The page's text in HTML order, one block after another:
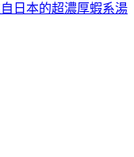
日本的超濃厚蝦系湯